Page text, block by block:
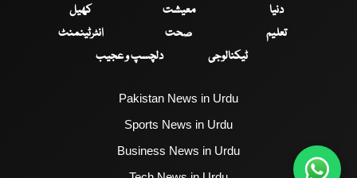
دنیا
معیشت
کھیل
تعلیم
صحت
انٹرٹینمنٹ
ٹیکنالوجی
دلچسپ و عجیب
Pakistan News in Urdu
Sports News in Urdu
Business News in Urdu